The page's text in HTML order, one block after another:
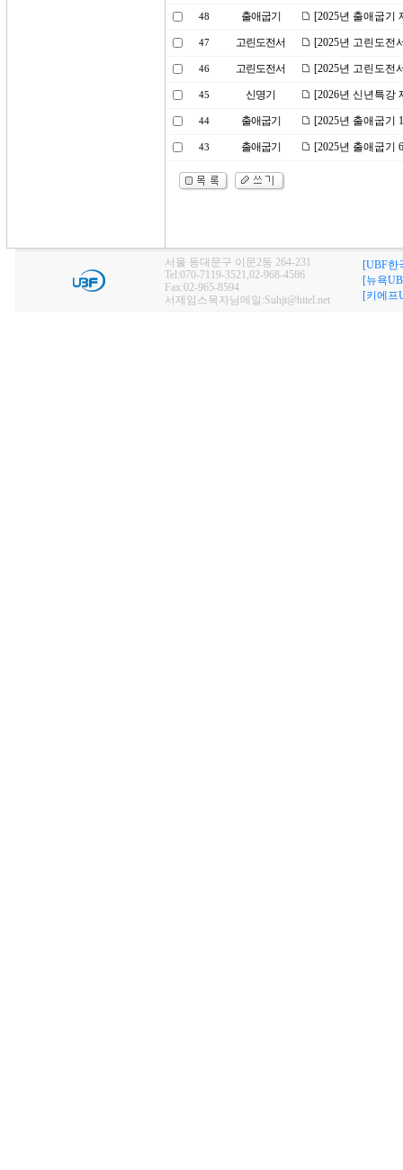
48 출애굽기 [2025년 출애굽기
47 고린도전서 [2025년 고린도전
46 고린도전서 [2025년 고린도전
45 신명기 [2026년 신년특강
44 출애굽기 [2025년 출애굽기
43 출애굽기 [2025년 출애굽기
서울 동대문구 이문2동 264-231
Tel:070-7119-3521,02-968-4586
Fax:02-965-8594
서제임스목자님메일:Suhjt@hitel.net
[UBF한
[뉴욕
[키에프